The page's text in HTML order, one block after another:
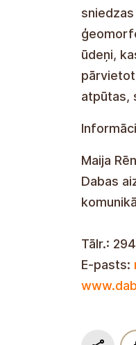
Devoon.
oude
Maija
, Nature